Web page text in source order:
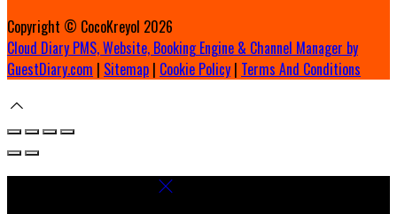
Copyright © CocoKreyol 2026
Cloud Diary PMS, Website, Booking Engine & Channel Manager by
GuestDiary.com | Sitemap | Cookie Policy | Terms And Conditions